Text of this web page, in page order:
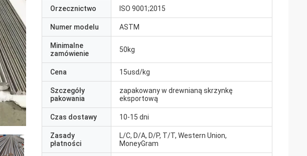
Orzecznictwo ISO 9001;2015
Numer modelu ASTM
Minimalne
zamówienie
50kg
Cena 15usd/kg
Szczegóły
pakowania
zapakowany w drewnianą skrzynkę
eksportową
Czas dostawy 10-15 dni
Zasady
płatności
L/C, D/A, D/P, T/T, Western Union,
MoneyGram